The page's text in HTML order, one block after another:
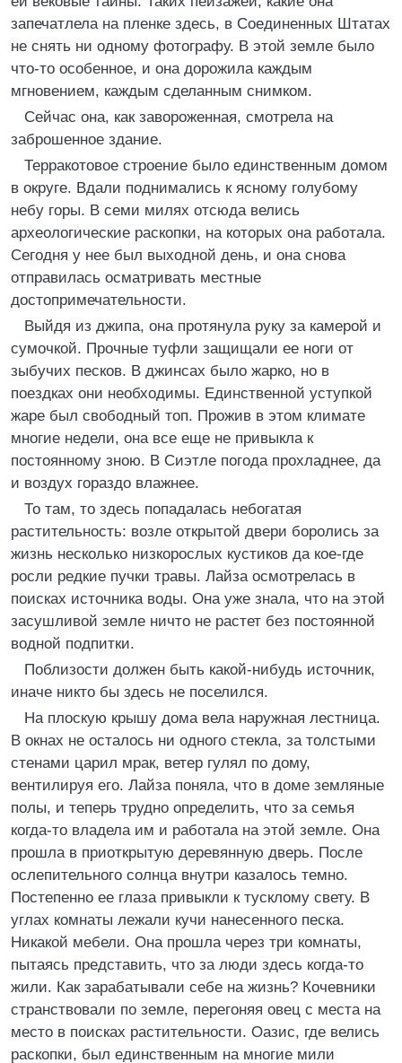
запечатлела на пленке здесь, в Соединенных Штатах
не снять ни одному фотографу. В этой земле было
что-то особенное, и она дорожила каждым
мгновением, каждым сделанным снимком.
Сейчас она, как завороженная, смотрела на
заброшенное здание.
Терракотовое строение было единственным домом
в округе. Вдали поднимались к ясному голубому
небу горы. В семи милях отсюда велись
археологические раскопки, на которых она работала.
Сегодня у нее был выходной день, и она снова
отправилась осматривать местные
достопримечательности.
Выйдя из джипа, она протянула руку за камерой и
сумочкой. Прочные туфли защищали ее ноги от
зыбучих песков. В джинсах было жарко, но в
поездках они необходимы. Единственной уступкой
жаре был свободный топ. Прожив в этом климате
многие недели, она все еще не привыкла к
постоянному зною. В Сиэтле погода прохладнее, да
и воздух гораздо влажнее.
То там, то здесь попадалась небогатая
растительность: возле открытой двери боролись за
жизнь несколько низкорослых кустиков да кое-где
росли редкие пучки травы. Лайза осмотрелась в
поисках источника воды. Она уже знала, что на этой
засушливой земле ничто не растет без постоянной
водной подпитки.
Поблизости должен быть какой-нибудь источник,
иначе никто бы здесь не поселился.
На плоскую крышу дома вела наружная лестница.
В окнах не осталось ни одного стекла, за толстыми
стенами царил мрак, ветер гулял по дому,
вентилируя его. Лайза поняла, что в доме земляные
полы, и теперь трудно определить, что за семья
когда-то владела им и работала на этой земле. Она
прошла в приоткрытую деревянную дверь. После
ослепительного солнца внутри казалось темно.
Постепенно ее глаза привыкли к тусклому свету. В
углах комнаты лежали кучи нанесенного песка.
Никакой мебели. Она прошла через три комнаты,
пытаясь представить, что за люди здесь когда-то
жили. Как зарабатывали себе на жизнь? Кочевники
странствовали по земле, перегоняя овец с места на
место в поисках растительности. Оазис, где велись
раскопки, был единственным на многие мили